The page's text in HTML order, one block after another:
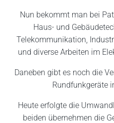
Nun bekommt man bei
Haus- und
Telekommunikation,
und diverse Arbeiten im
Daneben gibt es noch die
Rundfunkgeräte
Heute erfolgte die
beiden übernehmen die